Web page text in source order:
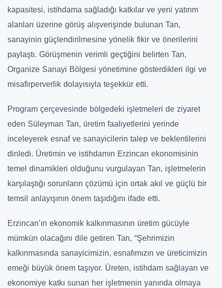
kapasitesi, istihdama sağladığı katkılar ve yeni yatırım
alanları üzerine görüş alışverişinde bulunan Tan,
sanayinin güçlendirilmesine yönelik fikir ve önerilerini
paylaştı. Görüşmenin verimli geçtiğini belirten Tan,
Organize Sanayi Bölgesi yönetimine gösterdikleri ilgi ve
misafirperverlik dolayısıyla teşekkür etti.
Program çerçevesinde bölgedeki işletmeleri de ziyaret
eden Süleyman Tan, üretim faaliyetlerini yerinde
inceleyerek esnaf ve sanayicilerin talep ve beklentilerini
dinledi. Üretimin ve istihdamın Erzincan ekonomisinin
temel dinamikleri olduğunu vurgulayan Tan, işletmelerin
karşılaştığı sorunların çözümü için ortak akıl ve güçlü bir
temsil anlayışının önem taşıdığını ifade etti.
Erzincan’ın ekonomik kalkınmasının üretim gücüyle
mümkün olacağını dile getiren Tan, “Şehrimizin
kalkınmasında sanayicimizin, esnafımızın ve üreticimizin
emeği büyük önem taşıyor. Üreten, istihdam sağlayan ve
ekonomiye katkı sunan her işletmenin yanında olmaya